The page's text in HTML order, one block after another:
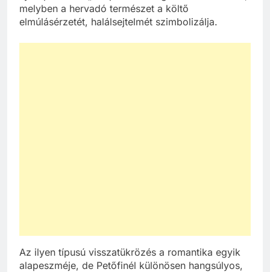
melyben a hervadó természet a költő
elmúlásérzetét, halálsejtelmét szimbolizálja.
Az ilyen típusú visszatükrözés a romantika egyik
alapeszméje, de Petőfinél különösen hangsúlyos,